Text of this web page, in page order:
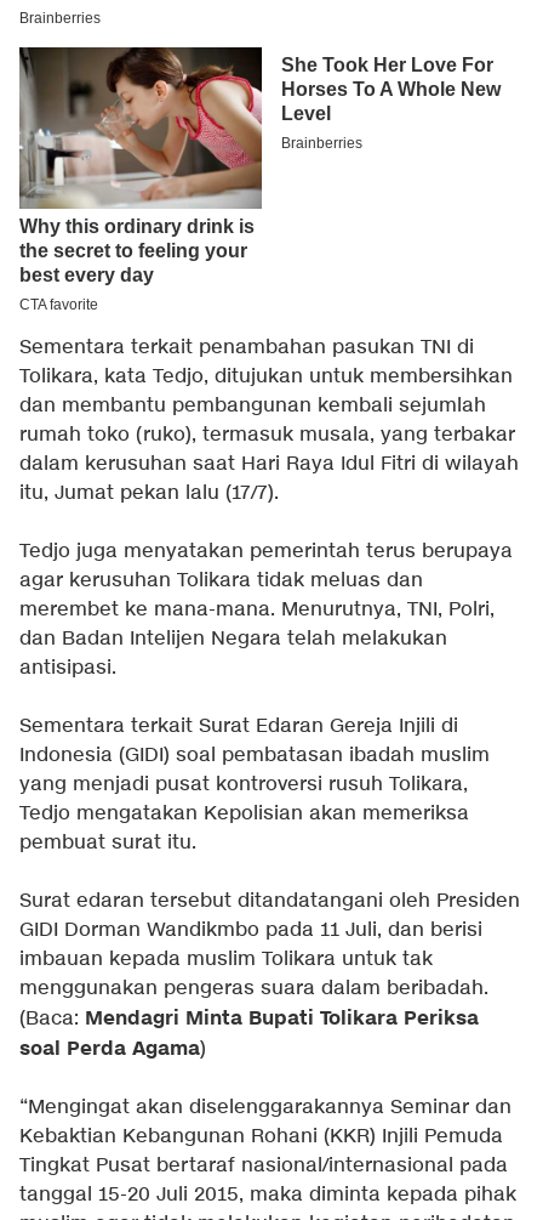
Sementara terkait penambahan pasukan TNI di
Tolikara, kata Tedjo, ditujukan untuk membersihkan
dan membantu pembangunan kembali sejumlah
rumah toko (ruko), termasuk musala, yang terbakar
dalam kerusuhan saat Hari Raya Idul Fitri di wilayah
itu, Jumat pekan lalu (17/7).
Tedjo juga menyatakan pemerintah terus berupaya
agar kerusuhan Tolikara tidak meluas dan
merembet ke mana-mana. Menurutnya, TNI, Polri,
dan Badan Intelijen Negara telah melakukan
antisipasi.
Sementara terkait Surat Edaran Gereja Injili di
Indonesia (GIDI) soal pembatasan ibadah muslim
yang menjadi pusat kontroversi rusuh Tolikara,
Tedjo mengatakan Kepolisian akan memeriksa
pembuat surat itu.
Surat edaran tersebut ditandatangani oleh Presiden
GIDI Dorman Wandikmbo pada 11 Juli, dan berisi
imbauan kepada muslim Tolikara untuk tak
menggunakan pengeras suara dalam beribadah.
(Baca: Mendagri Minta Bupati Tolikara Periksa
soal Perda Agama)
“Mengingat akan diselenggarakannya Seminar dan
Kebaktian Kebangunan Rohani (KKR) Injili Pemuda
Tingkat Pusat bertaraf nasional/internasional pada
tanggal 15-20 Juli 2015, maka diminta kepada pihak